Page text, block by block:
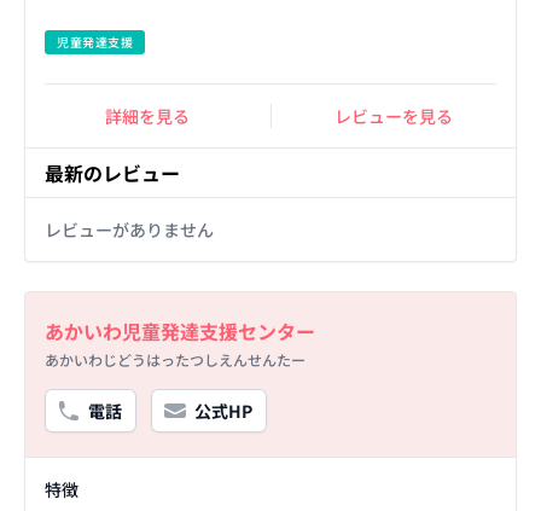
児童発達支援
詳細を見る レビューを見る
最新のレビュー
レビューがありません
あかいわ児童発達支援センター
あかいわじどうはったつしえんせんたー
電話 公式HP
特徴